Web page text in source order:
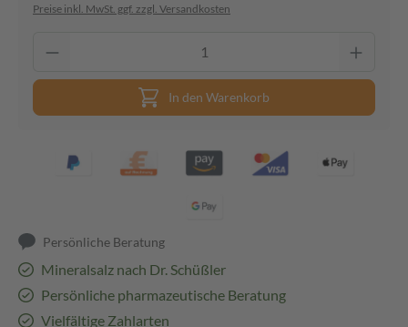
Preise inkl. MwSt. ggf. zzgl. Versandkosten
In den Warenkorb
Persönliche Beratung
Mineralsalz nach Dr. Schüßler
Persönliche pharmazeutische Beratung
Vielfältige Zahlarten